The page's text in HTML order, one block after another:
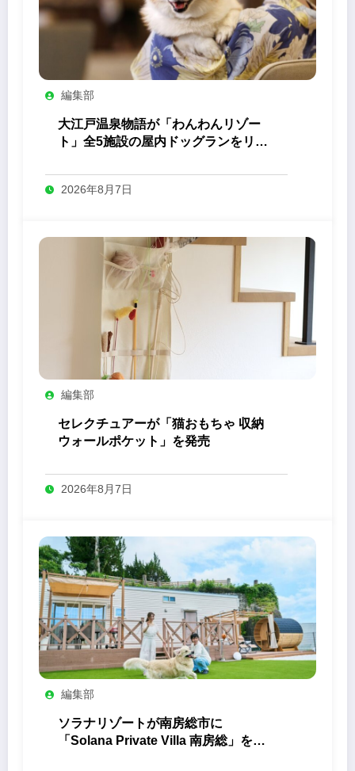
編集部
大江戸温泉物語が「わんわんリゾー
ト」全5施設の屋内ドッグランをリニ
2026年8月7日
編集部
セレクチュアーが「猫おもちゃ 収納
ウォールポケット」を発売
2026年8月7日
編集部
ソラナリゾートが南房総市に
「Solana Private Villa 南房総」を開